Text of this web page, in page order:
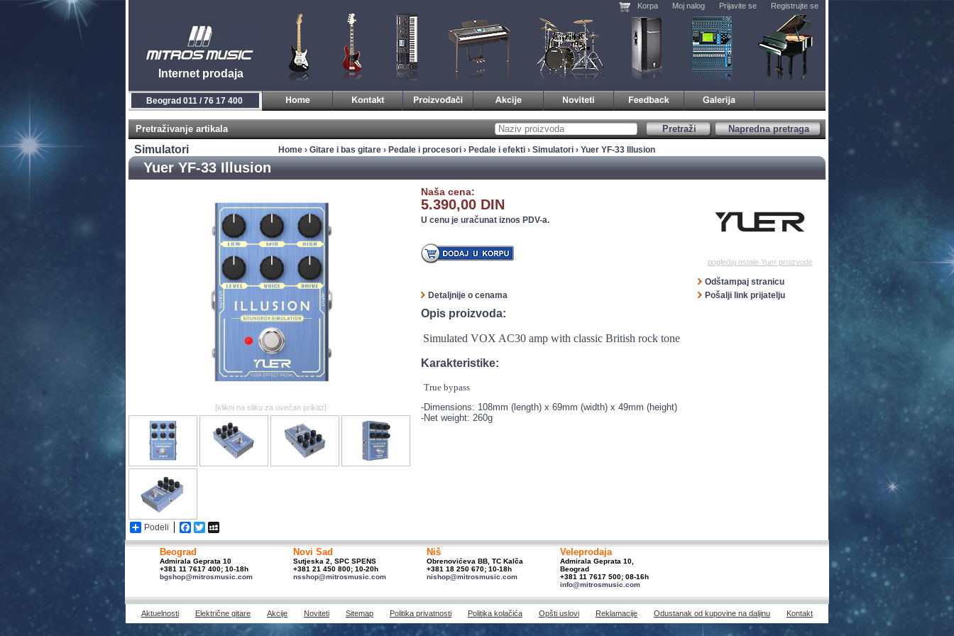
Internet prodaja
Korpa Moj nalog Prijavite se Registrujte se
Beograd 011 / 76 17 400
Pretraživanje artikala Napredna pretraga
Pretraži
Simulatori Home › Gitare i bas gitare › Pedale i procesori › Pedale i efekti › Simulatori › Yuer YF-33 Illusion
Yuer YF-33 Illusion
[klikni na sliku za uvećan prikaz]
Podeli Facebook
Twitter
Naša cena:
5.390,00 DIN
U cenu je uračunat iznos PDV-a.
pogledaj ostale Yuer proizvode
Odštampaj stranicu
Detaljnije o cenama
Pošalji link prijatelju
Opis proizvoda:
Simulated VOX AC30 amp with classic British rock tone
Karakteristike:
True bypass
-Dimensions: 108mm (length) x 69mm (width) x 49mm (height)
-Net weight: 260g
Beograd
Admirala Geprata 10
+381 11 7617 400; 10-18h
bgshop@mitrosmusic.com
Novi Sad
Sutjeska 2, SPC SPENS
+381 21 450 800; 10-20h
nsshop@mitrosmusic.com
Niš
Obrenovićeva BB, TC Kalča
+381 18 250 670; 10-18h
nishop@mitrosmusic.com
Veleprodaja
Admirala Geprata 10,
Beograd
+381 11 7617 500; 08-16h
info@mitrosmusic.com
Aktuelnosti Električne gitare Akcije Noviteti Sitemap Politika privatnosti Politika kolačića Opšti uslovi Reklamacije Odustanak od kupovine na daljinu Kontakt